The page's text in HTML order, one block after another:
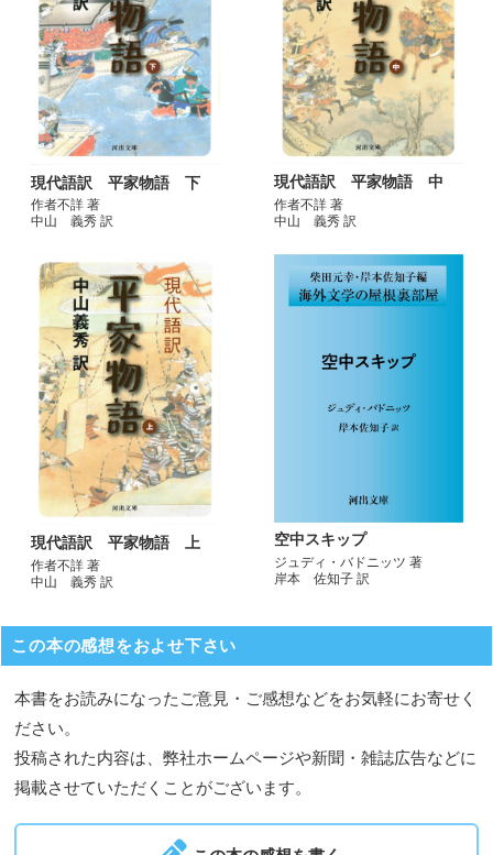
現代語訳 平家物語 下
作者不詳 著
中山 義秀 訳
現代語訳 平家物語 中
作者不詳 著
中山 義秀 訳
現代語訳 平家物語 上
作者不詳 著
中山 義秀 訳
空中スキップ
ジュディ・バドニッツ 著
岸本 佐知子 訳
この本の感想をおよせ下さい
本書をお読みになったご意見・ご感想などをお気軽にお寄せく
ださい。
投稿された内容は、弊社ホームページや新聞・雑誌広告などに
掲載させていただくことがございます。